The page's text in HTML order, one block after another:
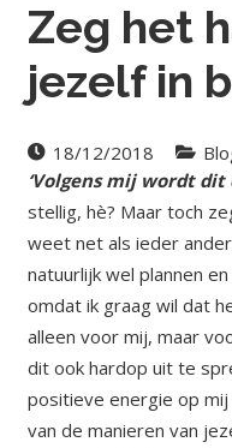
Zeg het
jezelf in
18/12/2018
‘Volgens mij wordt
stellig, hè? Maar toch
weet net als ieder
natuurlijk wel plannen
omdat ik graag wil dat
alleen voor mij, maar
dit ook hardop uit te
positieve energie op
van de manieren van